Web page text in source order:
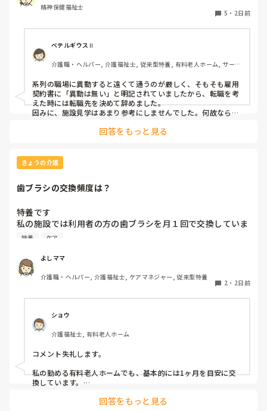
精神保健福祉士
5 ・ 2日前
ベテルギウスⅡ
介護職・ヘルパー, 介護福祉士, 従来型特養, 有料老人ホーム, サービ
ット型特養
系列の職場に異動すると遠くて通うのが厳しく、そもそも雇用
契約書に「異動は無い」と明記されていましたから、転職を考
えた時には転職先を決めて辞めました。
因みに、施設見学はあまり参考にしませんでした。何故なら、
断出来ないからです。職場の人間関係は働いてみないと分かり
回答をもっと見る
きょうの介護
歯ブラシの交換頻度は？
特養です
私の施設では利用者の方の歯ブラシを月１回で交換していま
す、みなさんのところはどれくらいの頻度で交換されていま
特養 ケア
よしママ
介護職・ヘルパー, 介護福祉士, ケアマネジャー, 従来型特養
2 ・ 2日前
ショウ
介護福祉士, 有料老人ホーム
コメント失礼します。
私の勤める有料老人ホームでも、基本的には1ヶ月を目安に交
換しています。
関してはご本人のペースにお任せしています。
回答をもっと見る